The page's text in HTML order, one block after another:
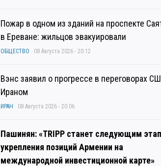
Пожар в одном из зданий на проспекте
в Ереване: жильцов эвакуировали
ОБЩЕСТВО 08 Августа 2026 - 20:12
Вэнс заявил о прогрессе в переговорах
Ираном
ИРАН 08 Августа 2026 - 20:06
Пашинян: «TRIPP станет следующим
укрепления позиций Армении на
международной инвестиционной карте»